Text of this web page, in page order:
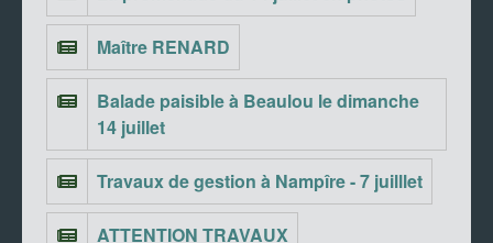
Maître RENARD
Balade paisible à Beaulou le dimanche
14 juillet
Travaux de gestion à Nampîre - 7 juilllet
ATTENTION TRAVAUX